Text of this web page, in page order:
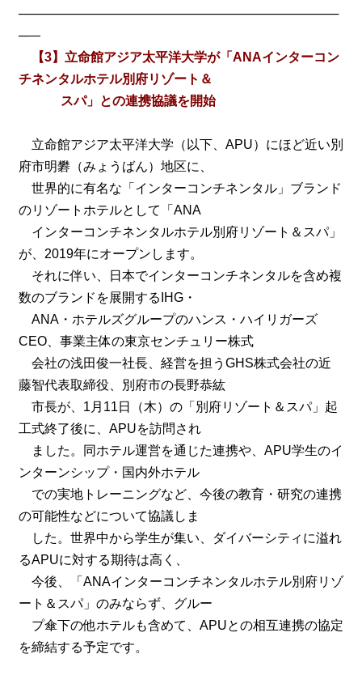
────────────────────────────────────
─―
【3】立命館アジア太平洋大学が「ANAインターコン
チネンタルホテル別府リゾート＆
スパ」との連携協議を開始
立命館アジア太平洋大学（以下、APU）にほど近い別
府市明礬（みょうばん）地区に、
世界的に有名な「インターコンチネンタル」ブランド
のリゾートホテルとして「ANA
インターコンチネンタルホテル別府リゾート＆スパ」
が、2019年にオープンします。
それに伴い、日本でインターコンチネンタルを含め複
数のブランドを展開するIHG・
ANA・ホテルズグループのハンス・ハイリガーズ
CEO、事業主体の東京センチュリー株式
会社の浅田俊一社長、経営を担うGHS株式会社の近
藤智代表取締役、別府市の長野恭紘
市長が、1月11日（木）の「別府リゾート＆スパ」起
工式終了後に、APUを訪問され
ました。同ホテル運営を通じた連携や、APU学生のイ
ンターンシップ・国内外ホテル
での実地トレーニングなど、今後の教育・研究の連携
の可能性などについて協議しま
した。世界中から学生が集い、ダイバーシティに溢れ
るAPUに対する期待は高く、
今後、「ANAインターコンチネンタルホテル別府リゾ
ート＆スパ」のみならず、グルー
プ傘下の他ホテルも含めて、APUとの相互連携の協定
を締結する予定です。